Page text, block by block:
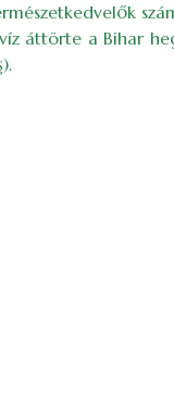
áttörte a Bihar